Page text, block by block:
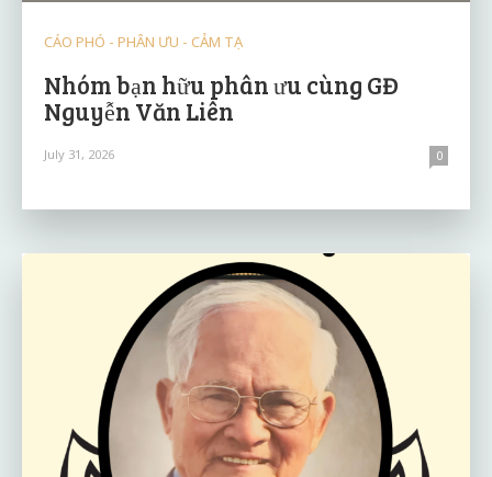
CÁO PHÓ - PHÂN ƯU - CẢM TẠ
Nhóm bạn hữu phân ưu cùng GĐ
Nguyễn Văn Liên
July 31, 2026 0